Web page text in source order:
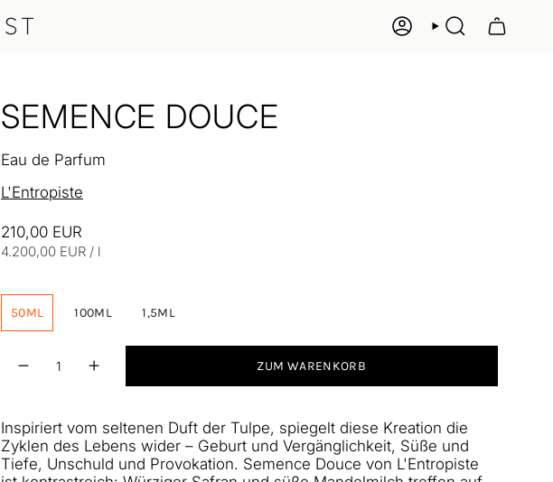
KONTO SUCHE
SEMENCE DOUCE
Eau de Parfum
L'Entropiste
210,00 EUR
Einheitspreis
4.200,00 EUR /pro
l
50ML 100ML 1,5ML
ZUM WARENKORB
Inspiriert vom seltenen Duft der Tulpe, spiegelt diese Kreation die
Zyklen des Lebens wider – Geburt und Vergänglichkeit, Süße und
Tiefe, Unschuld und Provokation. Semence Douce von L'Entropiste